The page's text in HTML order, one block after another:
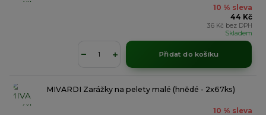
10 % sleva
44 Kč
36 Kč bez DPH
Skladem
Přidat do košíku
MIVARDI Zarážky na pelety malé (hnědé - 2x67ks)
10 % sleva